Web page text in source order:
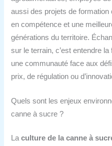
aussi des projets de
en compétence et une
générations du territoire.
sur le terrain, c’est entendre
une communauté face aux
prix, de régulation ou
Quels sont les enjeux
canne à sucre ?
Laculture de la canne à